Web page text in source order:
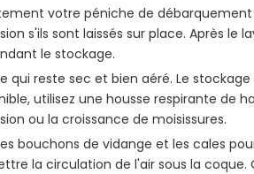
votre péniche de
s'ils sont laissés sur place. Après
le stockage.
qui reste sec et bien aéré. Le
utilisez une housse respirante de
ou la croissance de moisissures.
bouchons de vidange et les cales
la circulation de l'air sous la